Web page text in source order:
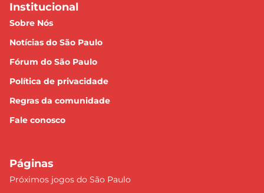
Institucional
Sobre Nós
Notícias do São Paulo
Fórum do São Paulo
Política de privacidade
Regras da comunidade
Fale conosco
Páginas
Próximos jogos do São Paulo